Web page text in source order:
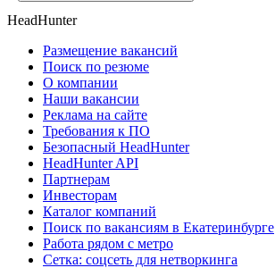
HeadHunter
Размещение вакансий
Поиск по резюме
О компании
Наши вакансии
Реклама на сайте
Требования к ПО
Безопасный HeadHunter
HeadHunter API
Партнерам
Инвесторам
Каталог компаний
Поиск по вакансиям в Екатеринбурге
Работа рядом с метро
Сетка: соцсеть для нетворкинга